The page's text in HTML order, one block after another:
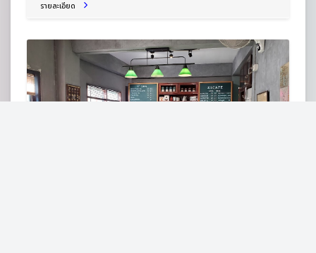
รายละเอียด